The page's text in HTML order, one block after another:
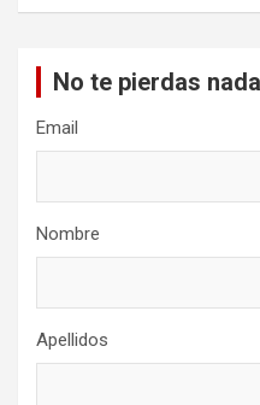
No te pierdas nada
Email
Nombre
Apellidos